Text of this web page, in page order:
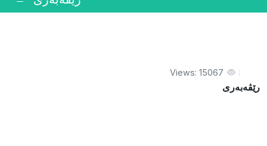
Views: 15067
رێڤەبەری